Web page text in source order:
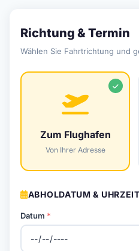
Richtung & Termin
Wählen Sie Fahrtrichtung und
Zum Flughafen
Von Ihrer Adresse
ABHOLDATUM & UHRZEIT
Datum